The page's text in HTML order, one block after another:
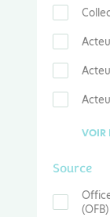
VOIR
Source